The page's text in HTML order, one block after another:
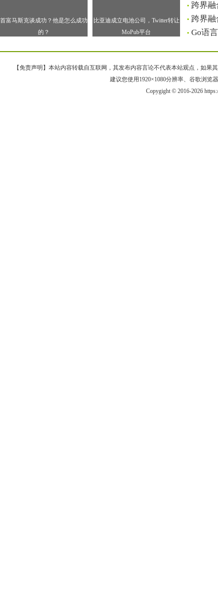
首富马斯克谈成功？他是怎么成功
的？
比亚迪成立电池公司，Twitter转让
MoPub平台
跨界
跨界
Go语
【免责声明】本站内容转载自互联网，其发布内容言论不代表本站观点，如果
建议您使用1920×1080分辨率、谷歌浏览
Copygight © 2016-2026